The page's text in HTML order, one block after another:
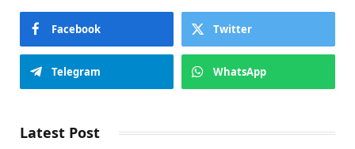
Facebook Twitter
Telegram WhatsApp
Latest Post